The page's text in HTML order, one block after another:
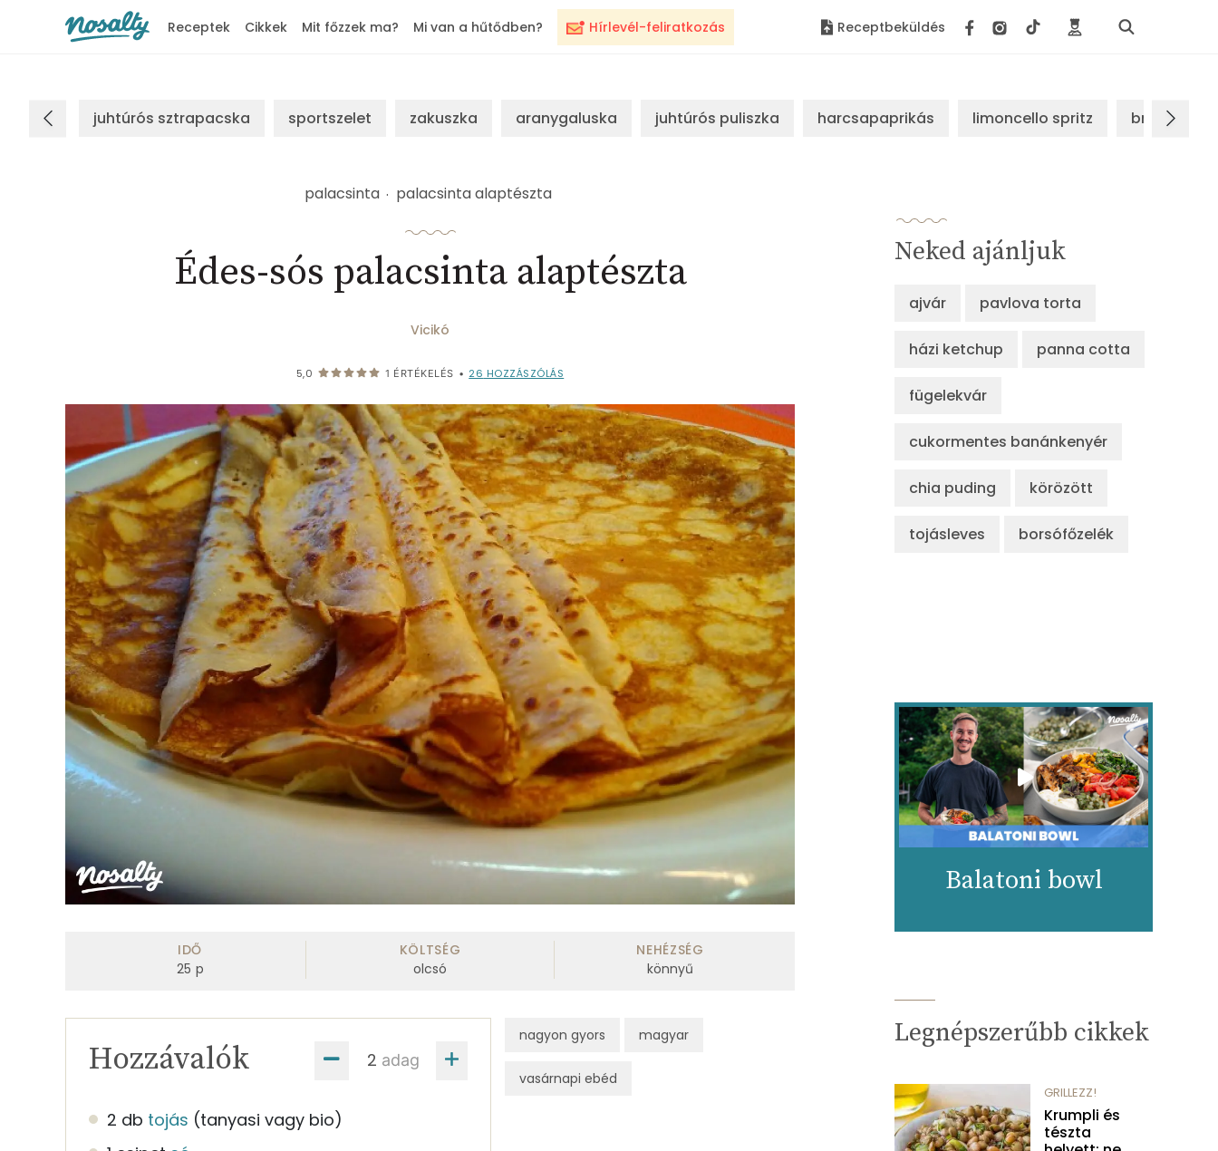
Hírlevél-feliratkozás
Receptek Cikkek Mit főzzek ma? Mi van a hűtődben? Receptbeküldés
juhtúrós sztrapacska sportszelet zakuszka aranygaluska juhtúrós puliszka harcsapaprikás limoncello spritz brassói
palacsinta palacsinta alaptészta
Édes-sós palacsinta alaptészta
Vicikó
5,0 1 ÉRTÉKELÉS • 26 HOZZÁSZÓLÁS
IDŐ
25 p
KÖLTSÉG
olcsó
NEHÉZSÉG
könnyű
adag
Hozzávalók
2 db tojás (tanyasi vagy bio)
nagyon gyors magyar
vasárnapi ebéd
Neked ajánljuk
ajvár pavlova torta
házi ketchup panna cotta
fügelekvár
cukormentes banánkenyér
chia puding körözött
tojásleves borsófőzelék
Balatoni bowl
Legnépszerűbb cikkek
GRILLEZZ!
Krumpli és
tészta